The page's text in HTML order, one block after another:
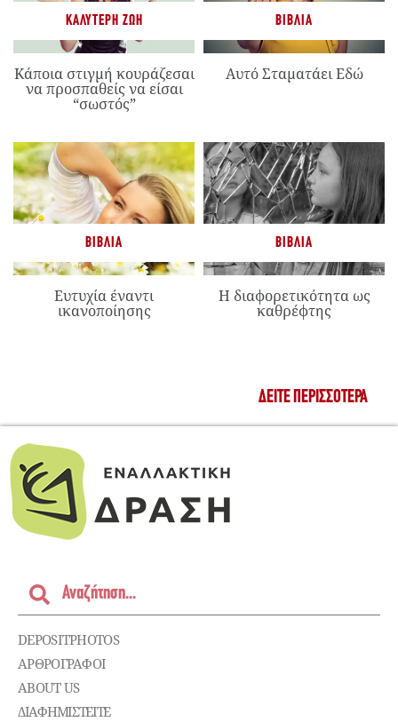
ΚΑΛΎΤΕΡΗ ΖΩΉ
Κάποια στιγμή κουράζεσαι
να προσπαθείς να είσαι
“σωστός”
ΒΙΒΛΊΑ
Αυτό Σταματάει Εδώ
ΒΙΒΛΊΑ
Ευτυχία έναντι
ικανοποίησης
ΒΙΒΛΊΑ
Η διαφορετικότητα ως
καθρέφτης
ΔΕΊΤΕ ΠΕΡΙΣΣΌΤΕΡΑ
DEPOSITPHOTOS
ΑΡΘΡΟΓΡΑΦΟΙ
ABOUT US
ΔΙΑΦΗΜΙΣΤΕΊΤΕ